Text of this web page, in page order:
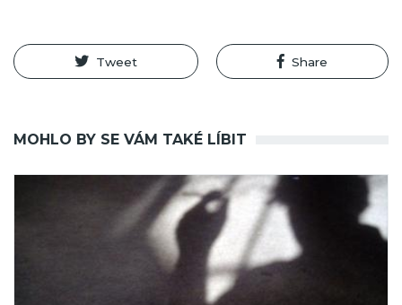
Tweet Share
MOHLO BY SE VÁM TAKÉ LÍBIT